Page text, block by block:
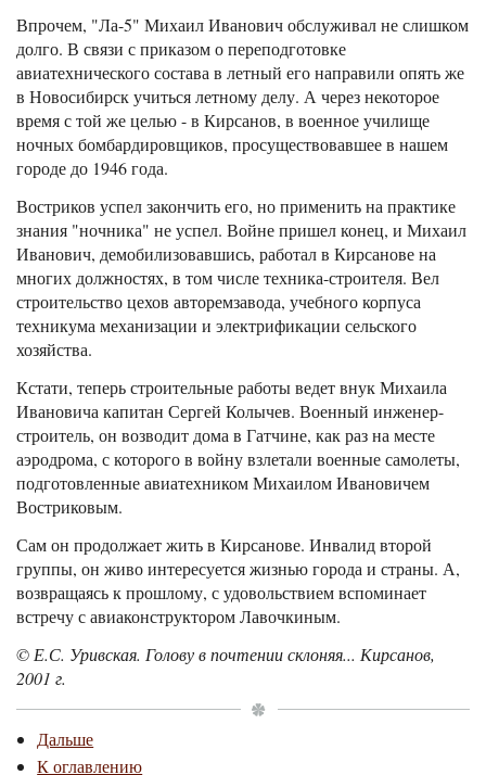
Впрочем, "Ла-5" Михаил Иванович обслуживал не слишком
долго. В связи с приказом о переподготовке
авиатехнического состава в летный его направили опять же
в Новосибирск учиться летному делу. А через некоторое
время с той же целью - в Кирсанов, в военное училище
ночных бомбардировщиков, просуществовавшее в нашем
городе до 1946 года.
Востриков успел закончить его, но применить на практике
знания "ночника" не успел. Войне пришел конец, и Михаил
Иванович, демобилизовавшись, работал в Кирсанове на
многих должностях, в том числе техника-строителя. Вел
строительство цехов авторемзавода, учебного корпуса
техникума механизации и электрификации сельского
хозяйства.
Кстати, теперь строительные работы ведет внук Михаила
Ивановича капитан Сергей Колычев. Военный инженер-
строитель, он возводит дома в Гатчине, как раз на месте
аэродрома, с которого в войну взлетали военные самолеты,
подготовленные авиатехником Михаилом Ивановичем
Востриковым.
Сам он продолжает жить в Кирсанове. Инвалид второй
группы, он живо интересуется жизнью города и страны. А,
возвращаясь к прошлому, с удовольствием вспоминает
встречу с авиаконструктором Лавочкиным.
© Е.С. Уривская. Голову в почтении склоняя... Кирсанов,
2001 г.
Дальше
К оглавлению